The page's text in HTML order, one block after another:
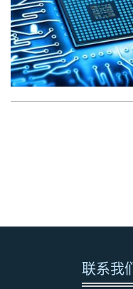
联系我们